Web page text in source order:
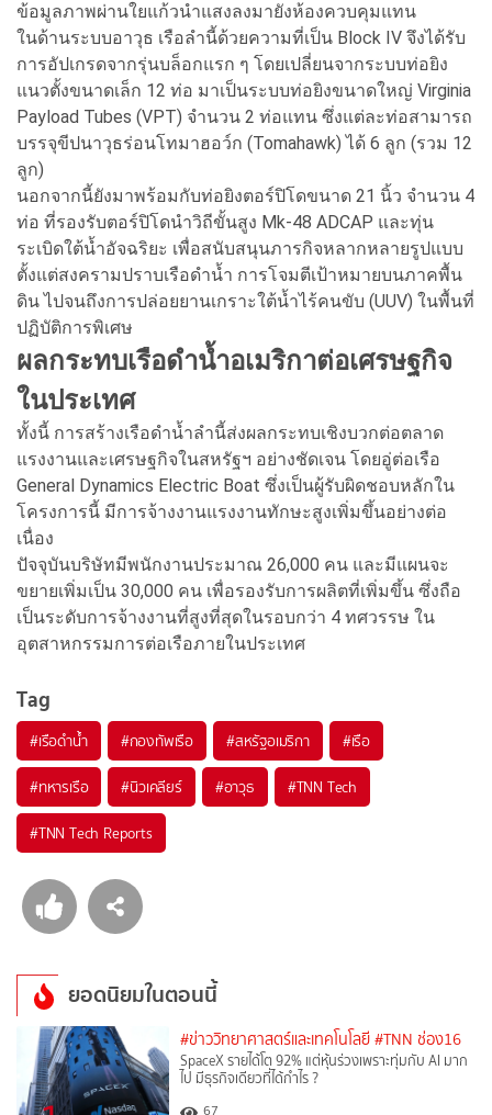
ข้อมูลภาพผ่านใยแก้วนำแสงลงมายังห้องควบคุมแทน
ในด้านระบบอาวุธ เรือลำนี้ด้วยความที่เป็น Block IV จึงได้รับ
การอัปเกรดจากรุ่นบล็อกแรก ๆ โดยเปลี่ยนจากระบบท่อยิง
แนวตั้งขนาดเล็ก 12 ท่อ มาเป็นระบบท่อยิงขนาดใหญ่ Virginia
Payload Tubes (VPT) จำนวน 2 ท่อแทน ซึ่งแต่ละท่อสามารถ
บรรจุขีปนาวุธร่อนโทมาฮอว์ก (Tomahawk) ได้ 6 ลูก (รวม 12
ลูก)
นอกจากนี้ยังมาพร้อมกับท่อยิงตอร์ปิโดขนาด 21 นิ้ว จำนวน 4
ท่อ ที่รองรับตอร์ปิโดนำวิถีขั้นสูง Mk-48 ADCAP และทุ่น
ระเบิดใต้น้ำอัจฉริยะ เพื่อสนับสนุนภารกิจหลากหลายรูปแบบ
ตั้งแต่สงครามปราบเรือดำน้ำ การโจมตีเป้าหมายบนภาคพื้น
ดิน ไปจนถึงการปล่อยยานเกราะใต้น้ำไร้คนขับ (UUV) ในพื้นที่
ปฏิบัติการพิเศษ
ผลกระทบเรือดำน้ำอเมริกาต่อเศรษฐกิจ
ในประเทศ
ทั้งนี้ การสร้างเรือดำน้ำลำนี้ส่งผลกระทบเชิงบวกต่อตลาด
แรงงานและเศรษฐกิจในสหรัฐฯ อย่างชัดเจน โดยอู่ต่อเรือ
General Dynamics Electric Boat ซึ่งเป็นผู้รับผิดชอบหลักใน
โครงการนี้ มีการจ้างงานแรงงานทักษะสูงเพิ่มขึ้นอย่างต่อ
เนื่อง
ปัจจุบันบริษัทมีพนักงานประมาณ 26,000 คน และมีแผนจะ
ขยายเพิ่มเป็น 30,000 คน เพื่อรองรับการผลิตที่เพิ่มขึ้น ซึ่งถือ
เป็นระดับการจ้างงานที่สูงที่สุดในรอบกว่า 4 ทศวรรษ ใน
อุตสาหกรรมการต่อเรือภายในประเทศ
Tag
#เรือดำน้ำ #กองทัพเรือ #สหรัฐอเมริกา #เรือ
#ทหารเรือ #นิวเคลียร์ #อาวุธ #TNN Tech
#TNN Tech Reports
ยอดนิยมในตอนนี้
#ข่าววิทยาศาสตร์และเทคโนโลยี #TNN ช่อง16
SpaceX รายได้โต 92% แต่หุ้นร่วงเพราะทุ่มกับ AI มาก
ไป มีธุรกิจเดียวที่ได้กำไร ?
67